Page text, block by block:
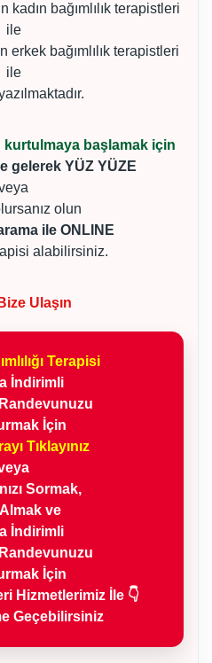
kadın bağımlılık terapistleri
ile
erkek bağımlılık terapistleri
ile
kurtulmaya başlamak için
gelerek YÜZ YÜZE
olun
ile ONLINE
alabilirsiniz.
Ulaşın
Terapisi
İndirimli
Randevunuzu
İçin
Tıklayınız
Sormak,
ve
İndirimli
Randevunuzu
İçin
Hizmetlerimiz İle 👇
Geçebilirsiniz